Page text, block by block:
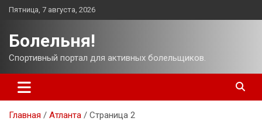
Перейти
Пятница, 7 августа, 2026
Болельня!
Спортивный портал для активных болельщиков.
Главная Атланта Страница 2